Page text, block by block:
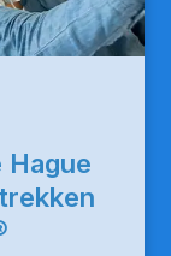
Hague